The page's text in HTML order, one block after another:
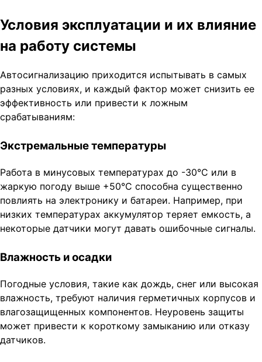
Условия эксплуатации и их влияние
на работу системы
Автосигнализацию приходится испытывать в самых
разных условиях, и каждый фактор может снизить ее
эффективность или привести к ложным
срабатываниям:
Экстремальные температуры
Работа в минусовых температурах до -30°C или в
жаркую погоду выше +50°C способна существенно
повлиять на электронику и батареи. Например, при
низких температурах аккумулятор теряет емкость, а
некоторые датчики могут давать ошибочные сигналы.
Влажность и осадки
Погодные условия, такие как дождь, снег или высокая
влажность, требуют наличия герметичных корпусов и
влагозащищенных компонентов. Неуровень защиты
может привести к короткому замыканию или отказу
датчиков.